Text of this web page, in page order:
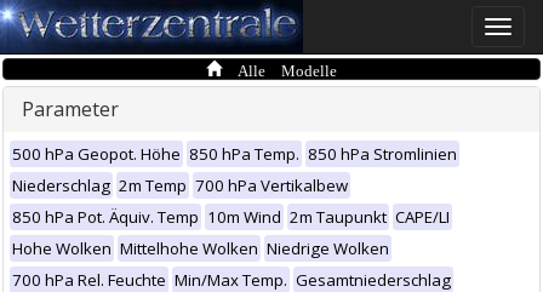
Toggle
Alle Modelle
Parameter
500 hPa Geopot. Höhe 850 hPa Temp. 850 hPa Stromlinien
Niederschlag 2m Temp 700 hPa Vertikalbew
850 hPa Pot. Äquiv. Temp 10m Wind 2m Taupunkt CAPE/LI
Hohe Wolken Mittelhohe Wolken Niedrige Wolken
700 hPa Rel. Feuchte Min/Max Temp. Gesamtniederschlag